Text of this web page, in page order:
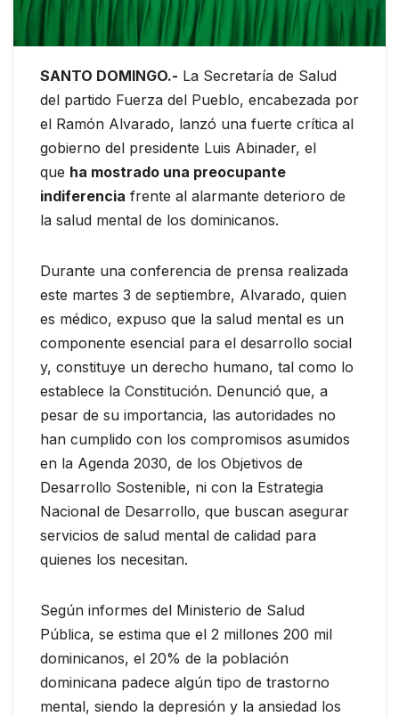
SANTO DOMINGO.- La Secretaría de Salud
del partido Fuerza del Pueblo, encabezada por
el Ramón Alvarado, lanzó una fuerte crítica al
gobierno del presidente Luis Abinader, el
que ha mostrado una preocupante
indiferencia frente al alarmante deterioro de
la salud mental de los dominicanos.
Durante una conferencia de prensa realizada
este martes 3 de septiembre, Alvarado, quien
es médico, expuso que la salud mental es un
componente esencial para el desarrollo social
y, constituye un derecho humano, tal como lo
establece la Constitución. Denunció que, a
pesar de su importancia, las autoridades no
han cumplido con los compromisos asumidos
en la Agenda 2030, de los Objetivos de
Desarrollo Sostenible, ni con la Estrategia
Nacional de Desarrollo, que buscan asegurar
servicios de salud mental de calidad para
quienes los necesitan.
Según informes del Ministerio de Salud
Pública, se estima que el 2 millones 200 mil
dominicanos, el 20% de la población
dominicana padece algún tipo de trastorno
mental, siendo la depresión y la ansiedad los